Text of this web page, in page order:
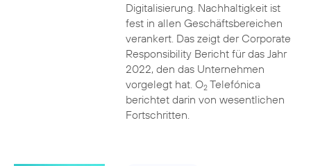
Digitalisierung. Nachhaltigkeit ist
fest in allen Geschäftsbereichen
verankert. Das zeigt der Corporate
Responsibility Bericht für das Jahr
2022, den das Unternehmen
vorgelegt hat. O2Telefónica
berichtet darin von wesentlichen
Fortschritten.